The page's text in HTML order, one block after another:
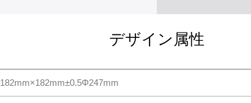
デザイン属性
182mm×182mm±0.5Φ247mm